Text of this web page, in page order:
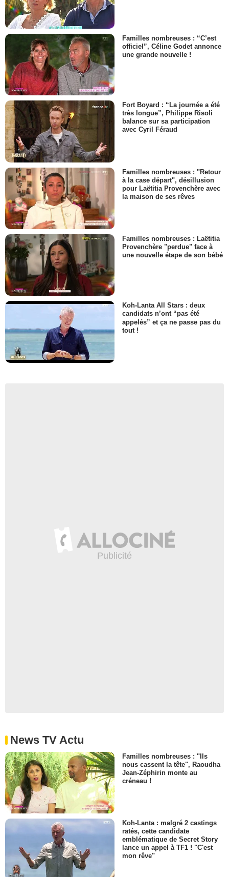
Familles nombreuses : “C’est
officiel”, Céline Godet annonce
une grande nouvelle !
Fort Boyard : “La journée a été
très longue”, Philippe Risoli
balance sur sa participation
avec Cyril Féraud
Familles nombreuses : "Retour
à la case départ", désillusion
pour Laëtitia Provenchère avec
la maison de ses rêves
Familles nombreuses : Laëtitia
Provenchère "perdue" face à
une nouvelle étape de son bébé
Koh-Lanta All Stars : deux
candidats n’ont “pas été
appelés” et ça ne passe pas du
tout !
News TV Actu
Familles nombreuses : "Ils
nous cassent la tête", Raoudha
Jean-Zéphirin monte au
créneau !
Koh-Lanta : malgré 2 castings
ratés, cette candidate
emblématique de Secret Story
lance un appel à TF1 ! "C'est
mon rêve"